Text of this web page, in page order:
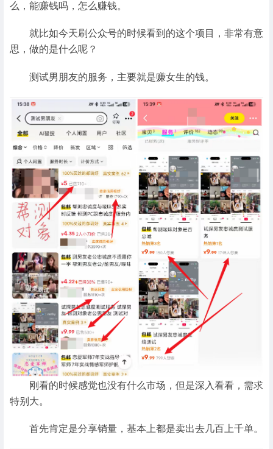
么，能赚钱吗，怎么赚钱。
就比如今天刷公众号的时候看到的这个项目，非常有意
思，做的是什么呢？
测试男朋友的服务，主要就是赚女生的钱。
刚看的时候感觉也没有什么市场，但是深入看看，需求
特别大。
首先肯定是分享销量，基本上都是卖出去几百上千单。